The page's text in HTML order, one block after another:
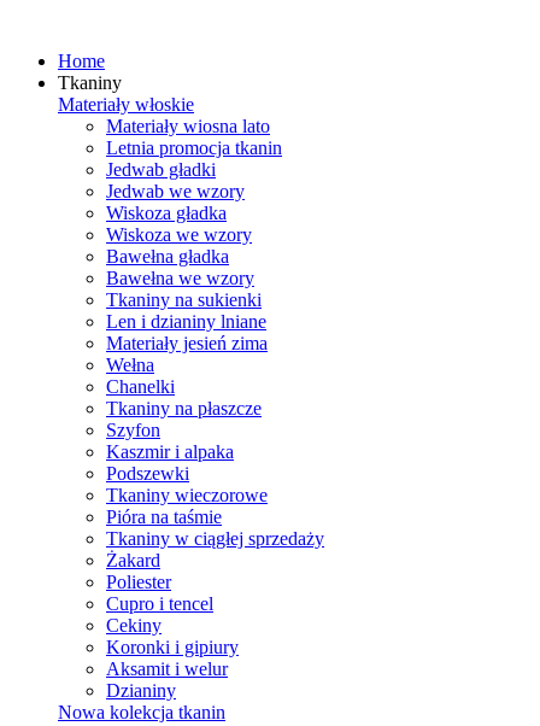
Home
Tkaniny
Materiały włoskie
Materiały wiosna lato
Letnia promocja tkanin
Jedwab gładki
Jedwab we wzory
Wiskoza gładka
Wiskoza we wzory
Bawełna gładka
Bawełna we wzory
Tkaniny na sukienki
Len i dzianiny lniane
Materiały jesień zima
Wełna
Chanelki
Tkaniny na płaszcze
Szyfon
Kaszmir i alpaka
Podszewki
Tkaniny wieczorowe
Pióra na taśmie
Tkaniny w ciągłej sprzedaży
Żakard
Poliester
Cupro i tencel
Cekiny
Koronki i gipiury
Aksamit i welur
Dzianiny
Nowa kolekcja tkanin